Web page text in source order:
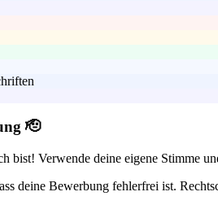
🫡
bist! Verwende deine eigene Stimme
deine Bewerbung fehlerfrei ist.